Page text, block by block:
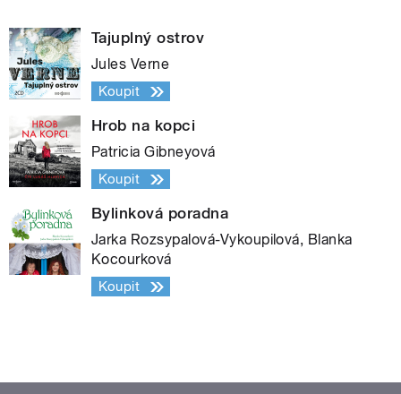
Tajuplný ostrov
Jules Verne
Koupit
Hrob na kopci
Patricia Gibneyová
Koupit
Bylinková poradna
Jarka Rozsypalová-Vykoupilová, Blanka
Kocourková
Koupit